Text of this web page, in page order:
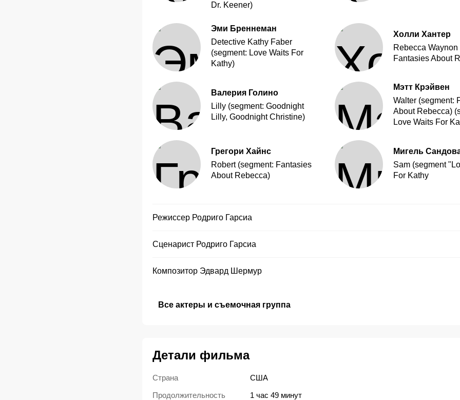
Dr. Keener)
Эми Бреннеман
Detective Kathy Faber
(segment: Love Waits For
Kathy)
Холли Хантер
Rebecca
Fantasies About
Валерия Голино
Lilly (segment: Goodnight
Lilly, Goodnight Christine)
Мэтт Крэйвен
Walter (segment:
About Rebecca)
Love Waits For
Грегори Хайнс
Robert (segment: Fantasies
About Rebecca)
Мигель
Sam (segment
For Kathy
Режиссер Родриго Гарсиа
Сценарист Родриго Гарсиа
Композитор Эдвард Шермур
Все актеры и съемочная группа
Детали фильма
Страна
США
Продолжительность
1 час 49 минут